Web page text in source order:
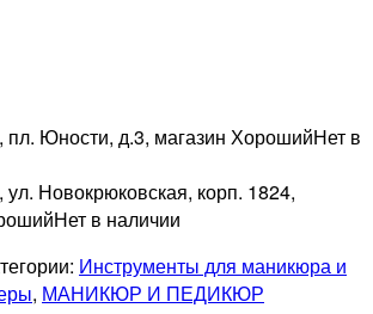
пл. Юности, д.3, магазин ХорошийНет в
ул. Новокрюковская, корп. 1824,
Нет в наличии
Инструменты для маникюра и
, МАНИКЮР И ПЕДИКЮР